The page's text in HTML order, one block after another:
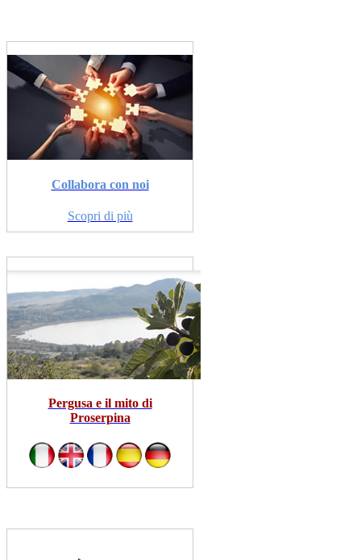
Collabora con noi
Scopri di più
Pergusa e il mito di
Proserpina